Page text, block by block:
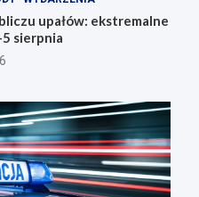
upałów: ekstremalne
sierpnia